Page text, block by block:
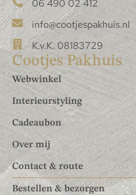
06 490 02 412
info@cootjespakhuis.nl
K.v.K. 08183729
Cootjes Pakhuis
Webwinkel
Interieurstyling
Cadeaubon
Over mij
Contact & route
Bestellen & bezorgen